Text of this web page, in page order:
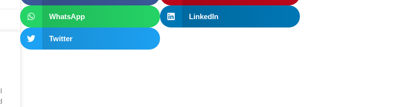
WhatsApp LinkedIn
Twitter